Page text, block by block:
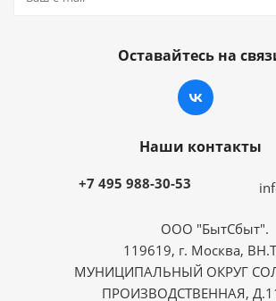
Оставайтесь на
Наши контакты
+7 495 988-30-53
ООО "БытСбыт".
119619, г. Москва,
МУНИЦИПАЛЬНЫЙ ОКРУГ
ПРОИЗВОДСТВЕННАЯ,